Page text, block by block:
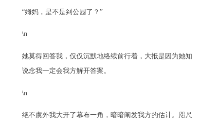
“姆妈，是不是到公园了？”
\n
她莫得回答我，仅仅沉默地络续前行着，大抵是因为她知
说念我一定会我方解开答案。
\n
绝不虞外我大开了幕布一角，暗暗阐发我方的估计。咫尺